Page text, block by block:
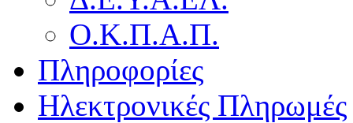
Ο.Κ.Π.Α.Π.
Πληροφορίες
Ηλεκτρονικές Πληρωμές